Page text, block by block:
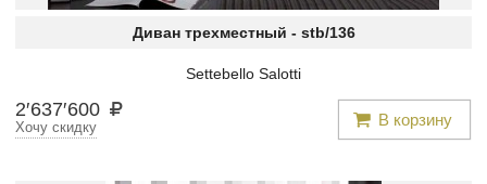
Диван трехместный - stb/136
Settebello Salotti
2′637′600 В корзину
Хочу скидку